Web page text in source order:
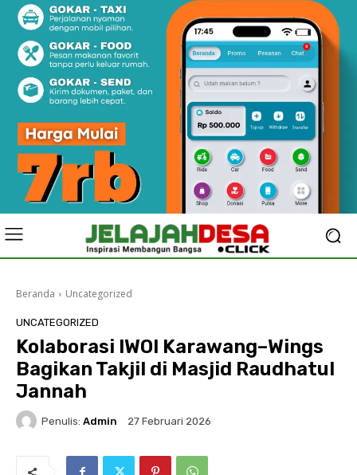
Beranda Uncategorized
UNCATEGORIZED
Kolaborasi IWOI Karawang–Wings
Bagikan Takjil di Masjid Raudhatul
Jannah
Penulis: Admin 27 Februari 2026